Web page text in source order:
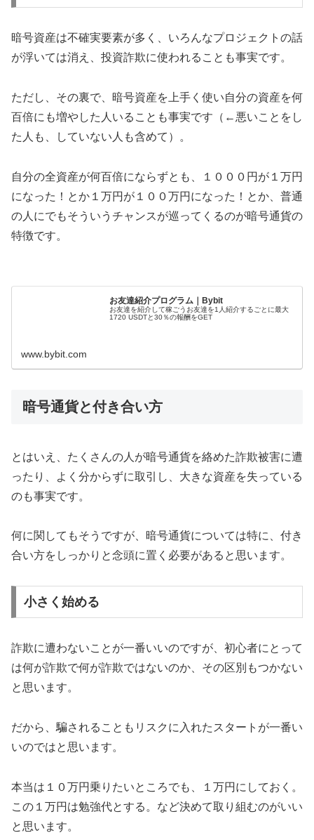
暗号資産は不確実要素が多く、いろんなプロジェクトの話
が浮いては消え、投資詐欺に使われることも事実です。
ただし、その裏で、暗号資産を上手く使い自分の資産を何
百倍にも増やした人いることも事実です（←悪いことをし
た人も、していない人も含めて）。
自分の全資産が何百倍にならずとも、１０００円が１万円
になった！とか１万円が１００万円になった！とか、普通
の人にでもそういうチャンスが巡ってくるのが暗号通貨の
特徴です。
お友達紹介プログラム｜Bybit
お友達を紹介して稼ごうお友達を1人紹介するごとに最大
1720 USDTと30％の報酬をGET
www.bybit.com
暗号通貨と付き合い方
とはいえ、たくさんの人が暗号通貨を絡めた詐欺被害に遭
ったり、よく分からずに取引し、大きな資産を失っている
のも事実です。
何に関してもそうですが、暗号通貨については特に、付き
合い方をしっかりと念頭に置く必要があると思います。
小さく始める
詐欺に遭わないことが一番いいのですが、初心者にとって
は何が詐欺で何が詐欺ではないのか、その区別もつかない
と思います。
だから、騙されることもリスクに入れたスタートが一番い
いのではと思います。
本当は１０万円乗りたいところでも、１万円にしておく。
この１万円は勉強代とする。など決めて取り組むのがいい
と思います。